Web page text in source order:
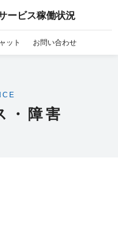
ービス稼働状況
ット お問い合わせ
・障害